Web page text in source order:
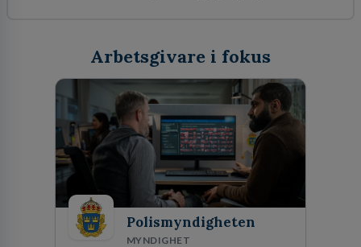
Arbetsgivare i fokus
Polismyndigheten
MYNDIGHET